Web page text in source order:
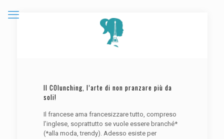
Il COlunching, l’arte di non pranzare più da
soli!
Il francese ama francesizzare tutto, compreso
l’inglese, soprattutto se vuole essere branché*
(*alla moda, trendy). Adesso esiste per